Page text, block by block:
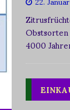
4000